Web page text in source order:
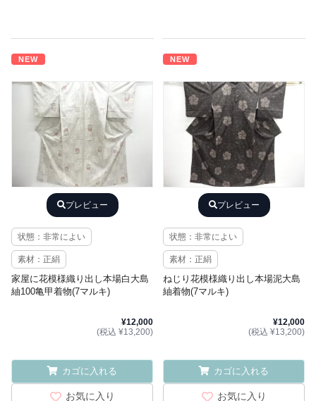
NEW
プレビュー
状態：非常によい
素材：正絹
家屋に花模様織り出し本場白大島
紬100亀甲着物(7マルキ)
¥12,000
(税込 ¥13,200)
カゴに入れる
お気に入り
NEW
プレビュー
状態：非常によい
素材：正絹
ねじり花模様織り出し本場泥大島
紬着物(7マルキ)
¥12,000
(税込 ¥13,200)
カゴに入れる
お気に入り